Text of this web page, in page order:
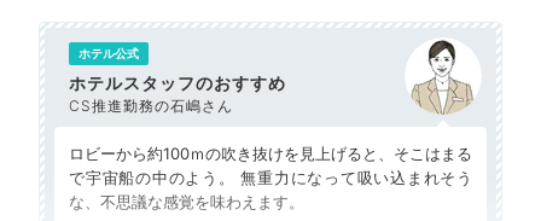
ホテル公式
ホテルスタッフのおすすめ
CS推進勤務の石嶋さん
ロビーから約100ｍの吹き抜けを見上げると、そこはまる
で宇宙船の中のよう。 無重力になって吸い込まれそう
な、不思議な感覚を味わえます。